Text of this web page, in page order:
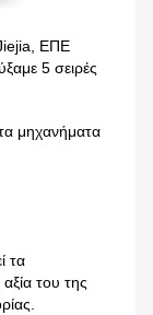
ΕΠΕ
5 σειρές
μηχανήματα
τα
του της